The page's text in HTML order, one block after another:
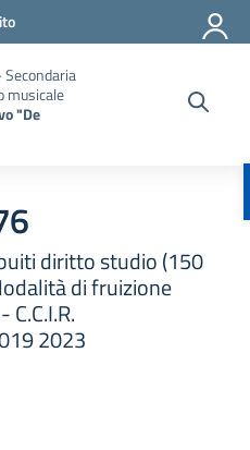
musicale
"De
diritto studio (150
di fruizione
2023